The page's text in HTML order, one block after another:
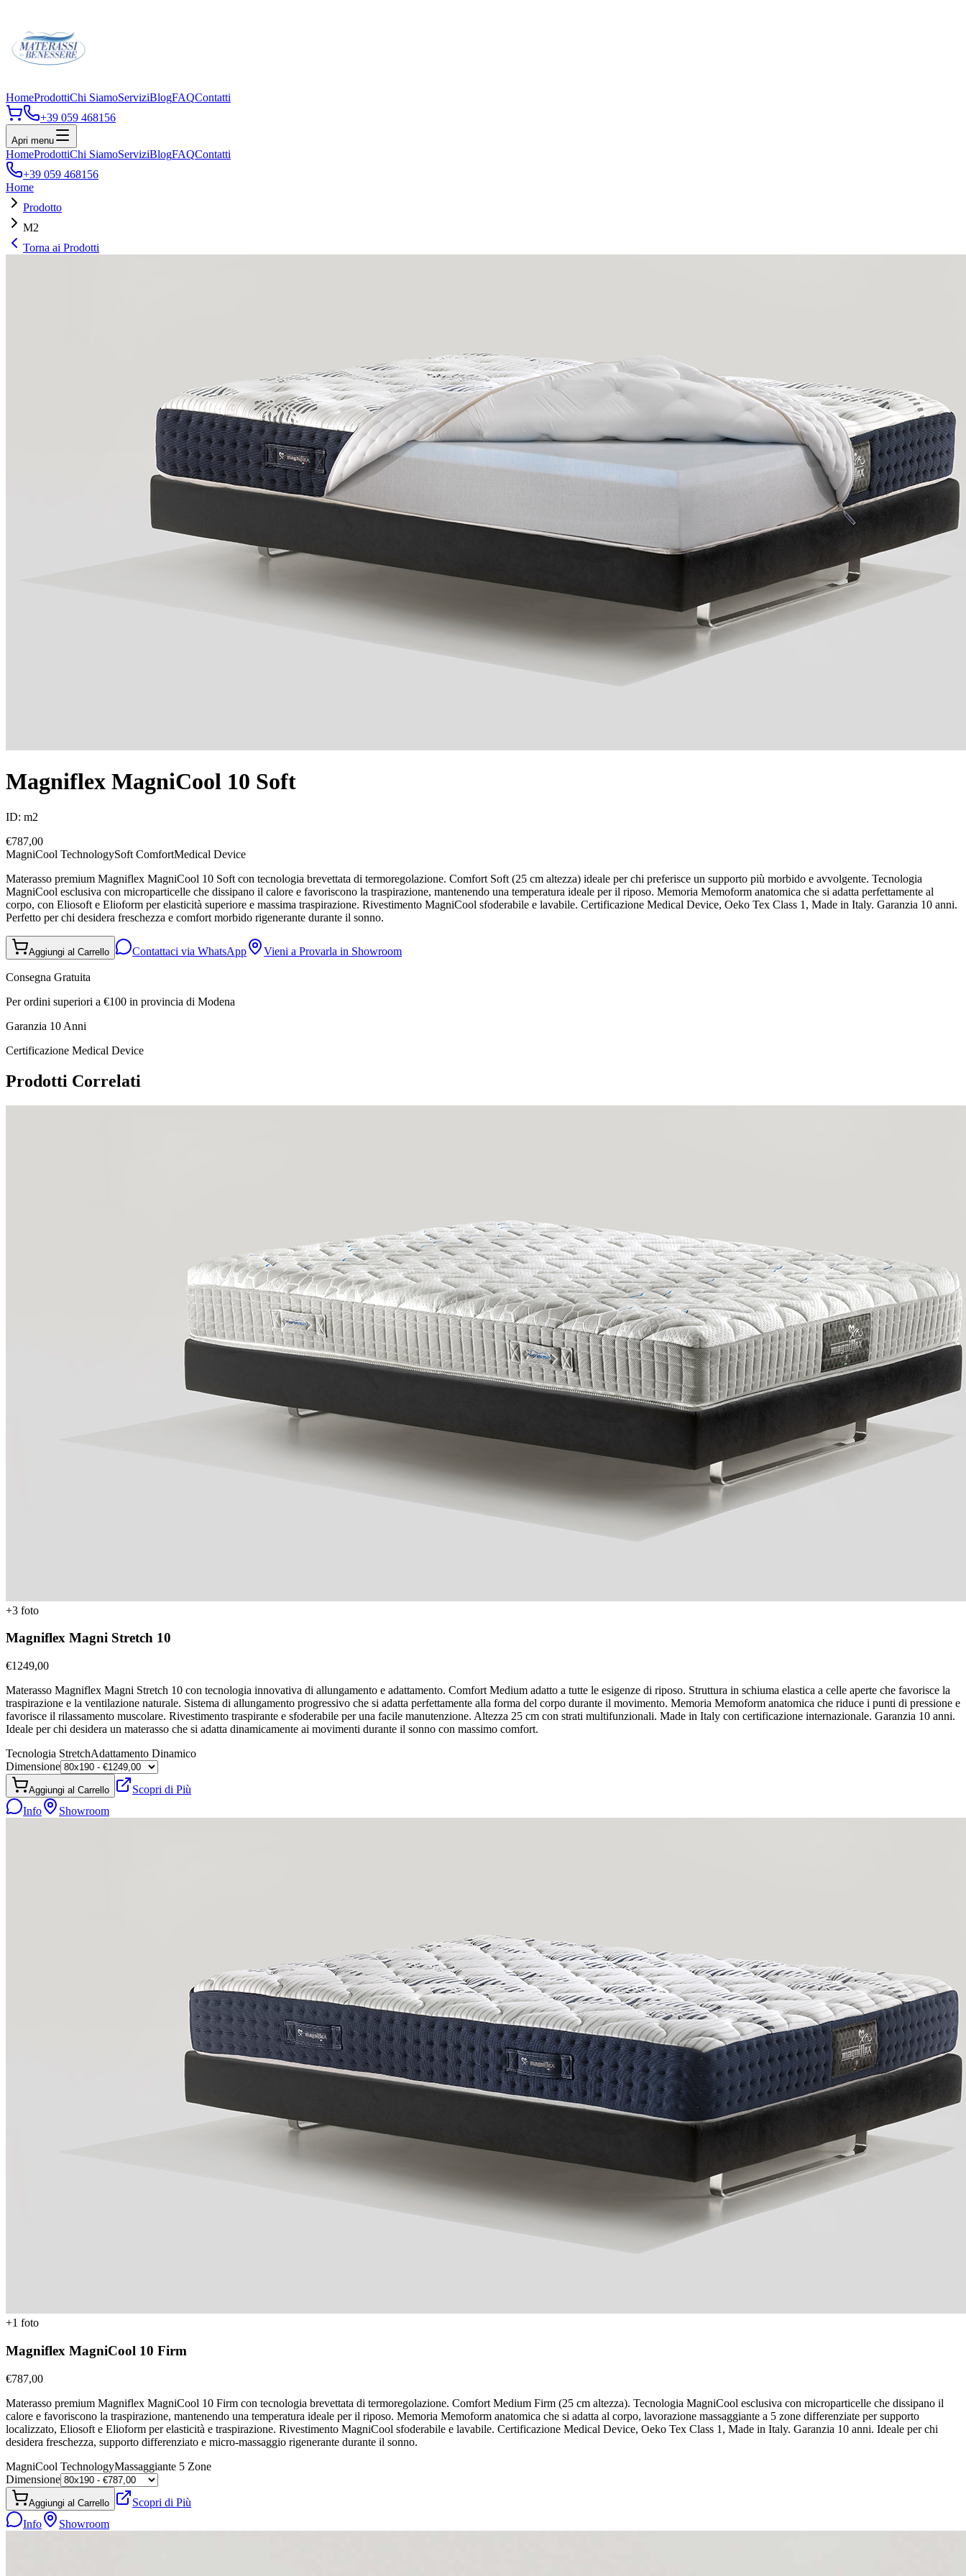
HomeProdottiChi SiamoServiziBlogFAQContatti
+39 059 468156
Apri menu
HomeProdottiChi SiamoServiziBlogFAQContatti
+39 059 468156
Home
Prodotto
M2
Torna ai Prodotti
Magniflex MagniCool 10 Soft
ID: m2
€787,00
MagniCool TechnologySoft ComfortMedical Device
Materasso premium Magniflex MagniCool 10 Soft con tecnologia brevettata di termoregolazione. Comfort Soft (25 cm altezza) ideale per chi preferisce un supporto più morbido e avvolgente. Tecnologia
MagniCool esclusiva con microparticelle che dissipano il calore e favoriscono la traspirazione, mantenendo una temperatura ideale per il riposo. Memoria Memoform anatomica che si adatta perfettamente al
corpo, con Eliosoft e Elioform per elasticità superiore e massima traspirazione. Rivestimento MagniCool sfoderabile e lavabile. Certificazione Medical Device, Oeko Tex Class 1, Made in Italy. Garanzia 10 anni.
Perfetto per chi desidera freschezza e comfort morbido rigenerante durante il sonno.
Aggiungi al Carrello Contattaci via WhatsApp Vieni a Provarla in Showroom
Consegna Gratuita
Per ordini superiori a €100 in provincia di Modena
Garanzia 10 Anni
Certificazione Medical Device
Prodotti Correlati
+3 foto
Magniflex Magni Stretch 10
€1249,00
Materasso Magniflex Magni Stretch 10 con tecnologia innovativa di allungamento e adattamento. Comfort Medium adatto a tutte le esigenze di riposo. Struttura in schiuma elastica a celle aperte che favorisce la
traspirazione e la ventilazione naturale. Sistema di allungamento progressivo che si adatta perfettamente alla forma del corpo durante il movimento. Memoria Memoform anatomica che riduce i punti di pressione e
favorisce il rilassamento muscolare. Rivestimento traspirante e sfoderabile per una facile manutenzione. Altezza 25 cm con strati multifunzionali. Made in Italy con certificazione internazionale. Garanzia 10 anni.
Ideale per chi desidera un materasso che si adatta dinamicamente ai movimenti durante il sonno con massimo comfort.
Tecnologia StretchAdattamento Dinamico
Dimensione
Aggiungi al Carrello
Scopri di Più
Info
Showroom
+1 foto
Magniflex MagniCool 10 Firm
€787,00
Materasso premium Magniflex MagniCool 10 Firm con tecnologia brevettata di termoregolazione. Comfort Medium Firm (25 cm altezza). Tecnologia MagniCool esclusiva con microparticelle che dissipano il
calore e favoriscono la traspirazione, mantenendo una temperatura ideale per il riposo. Memoria Memoform anatomica che si adatta al corpo, lavorazione massaggiante a 5 zone differenziate per supporto
localizzato, Eliosoft e Elioform per elasticità e traspirazione. Rivestimento MagniCool sfoderabile e lavabile. Certificazione Medical Device, Oeko Tex Class 1, Made in Italy. Garanzia 10 anni. Ideale per chi
desidera freschezza, supporto differenziato e micro-massaggio rigenerante durante il sonno.
MagniCool TechnologyMassaggiante 5 Zone
Dimensione
Aggiungi al Carrello
Scopri di Più
Info
Showroom